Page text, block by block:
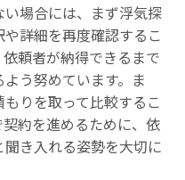
場合には、まず浮気探
詳細を再度確認するこ
頼者が納得できるまで
う努めています。ま
りを取って比較するこ
約を進めるために、依
き入れる姿勢を大切に